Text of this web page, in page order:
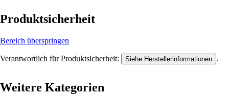
Produktsicherheit
Bereich überspringen
Verantwortlich für Produktsicherheit: Siehe Herstellerinformationen .
Weitere Kategorien